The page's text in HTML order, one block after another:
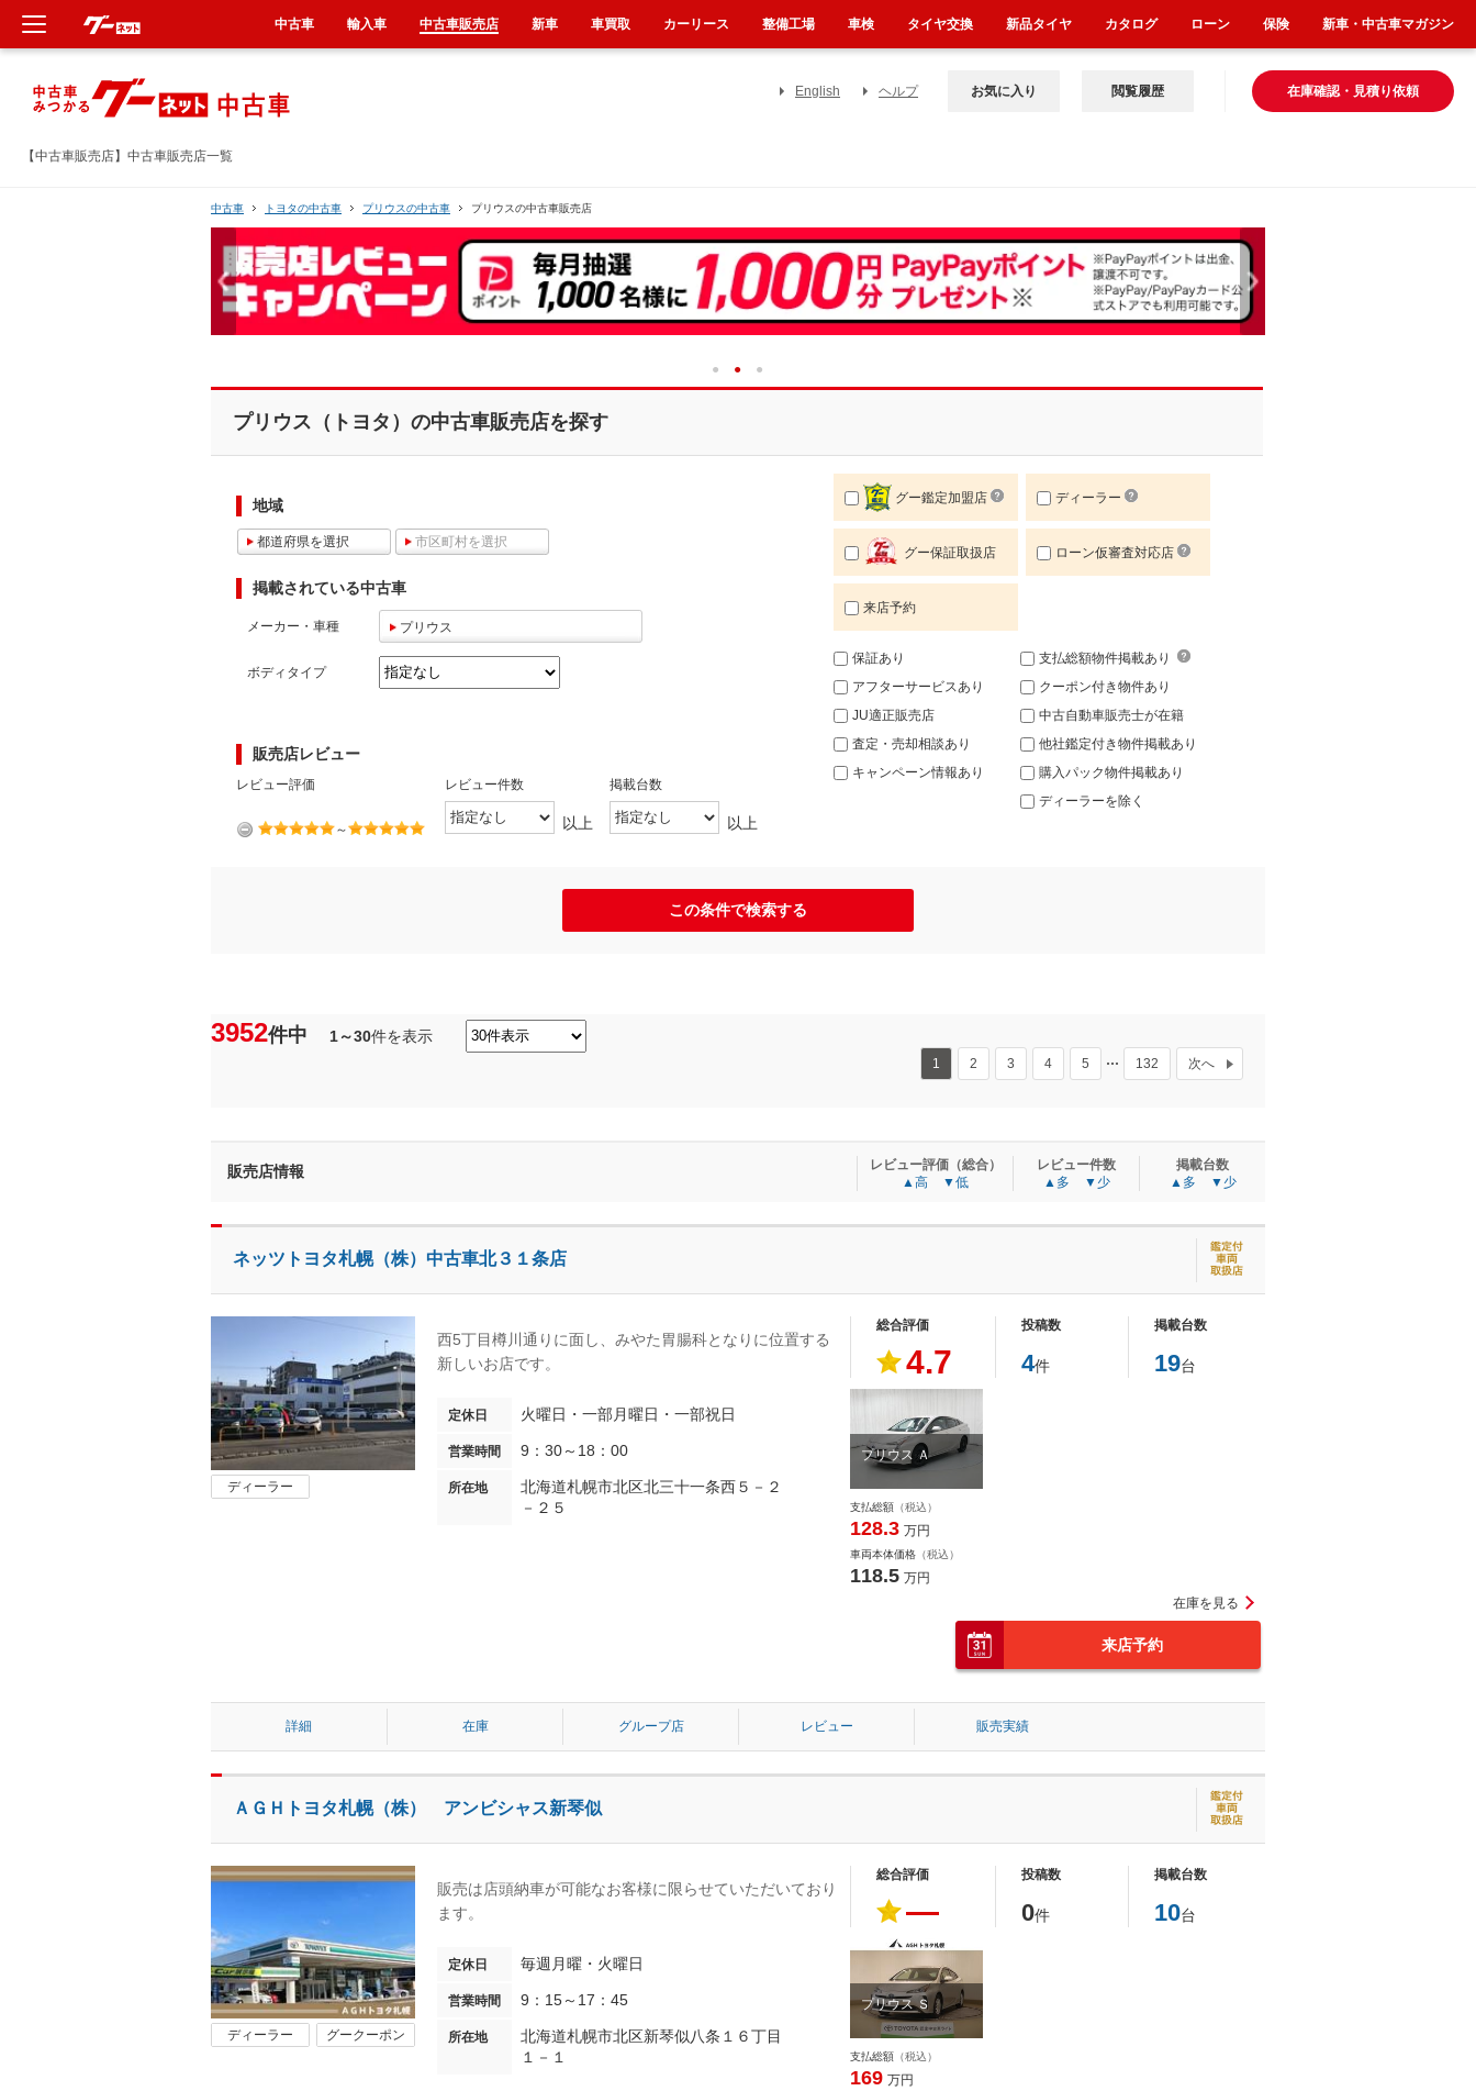
【中古車販売店】中古車販売店一覧
English ヘルプ 在庫確認・見積り依頼
お気に入り 閲覧履歴
中古車 トヨタの中古車 プリウスの中古車 プリウスの中古車販売店
プリウス（トヨタ）の中古車販売店を探す
地域
都道府県を選択 市区町村を選択
掲載されている中古車
メーカー・車種 プリウス
ボディタイプ
販売店レビュー
レビュー評価
～
レビュー件数
以上
掲載台数
以上
グー鑑定加盟店 ディーラー
グー保証取扱店 ローン仮審査対応店
来店予約
保証あり
アフターサービスあり
JU適正販売店
査定・売却相談あり
キャンペーン情報あり
支払総額物件掲載あり
クーポン付き物件あり
中古自動車販売士が在籍
他社鑑定付き物件掲載あり
購入パック物件掲載あり
ディーラーを除く
この条件で検索する
3952件中 1～30件を表示
1 2 3 4 5 132 次へ
販売店情報
レビュー評価（総合）
▲高
▼低
レビュー件数
▲多
▼少
掲載台数
▲多
▼少
ネッツトヨタ札幌（株）中古車北３１条店
ディーラー
西5丁目樽川通りに面し、みやた胃腸科となりに位置する
新しいお店です。
定休日 火曜日・一部月曜日・一部祝日
営業時間 9：30～18：00
所在地
北海道札幌市北区北三十一条西５－２
－２５
総合評価
4.7
投稿数
4件
掲載台数
19台
プリウス Ａ
支払総額 （税込）
128.3 万円
車両本体価格 （税込）
118.5 万円
在庫を見る
来店予約
詳細 在庫 グループ店 レビュー 販売実績
ＡＧＨトヨタ札幌（株） アンビシャス新琴似
ディーラー グークーポン
販売は店頭納車が可能なお客様に限らせていただいており
ます。
定休日 毎週月曜・火曜日
営業時間 9：15～17：45
所在地
北海道札幌市北区新琴似八条１６丁目
１－１
総合評価
―
投稿数
0件
掲載台数
10台
プリウス Ｓ
支払総額 （税込）
169 万円
中古車 輸入車 中古車販売店 新車 車買取 カーリース 整備工場 車検 タイヤ交換 新品タイヤ カタログ ローン 保険 新車・中古車マガジン
新車
中古車